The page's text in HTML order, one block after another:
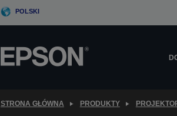
POLSKI
STRONA GŁÓWNA PRODUKTY